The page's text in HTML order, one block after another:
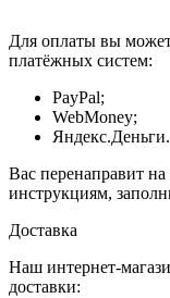
Для оплаты вы
платёжных систем:
PayPal;
WebMoney;
Яндекс.Деньги.
Вас перенаправит
инструкциям,
Доставка
Наш интернет-
доставки: